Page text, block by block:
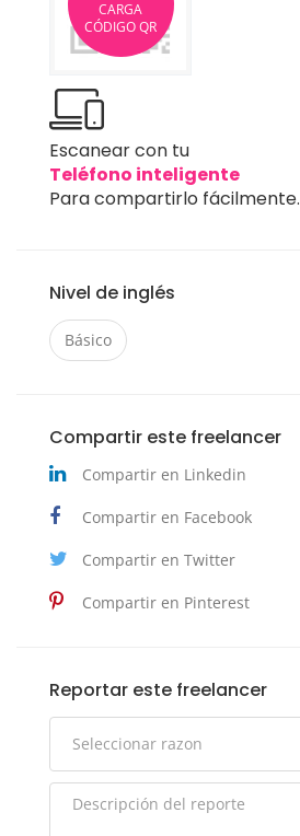
CARGA
CÓDIGO QR
Escanear con tu
Teléfono inteligente
Para compartirlo fácilmente.
Nivel de inglés
Básico
Compartir este freelancer
Compartir en Linkedin
Compartir en Facebook
Compartir en Twitter
Compartir en Pinterest
Reportar este freelancer